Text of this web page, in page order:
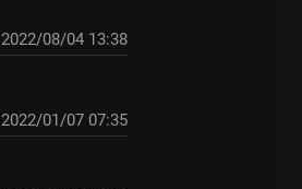
2022/08/04 13:38
2022/01/07 07:35